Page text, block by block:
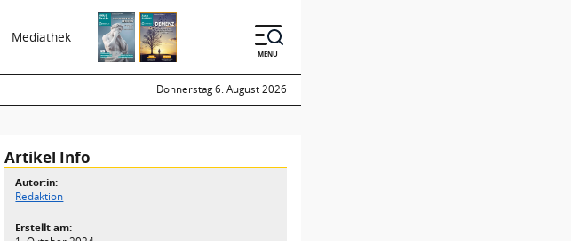
Mediathek
MENÜ
Donnerstag 6. August 2026
Artikel Info
Autor:in:
Redaktion
Erstellt am: